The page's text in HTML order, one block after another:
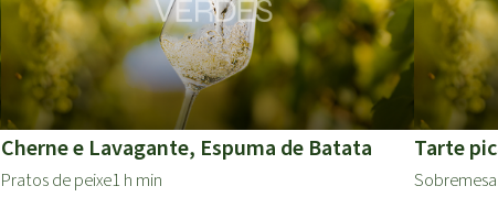
Cherne e Lavagante, Espuma de Batata
Pratos de peixe1 h min
Tarte
Sobremesa